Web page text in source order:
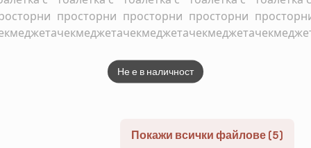
СЕ ХОЛНА
МАСА
ТРАПЕЗНА
ТРАНСФОРМИРАЩА
СЕ МАСА
Покажи всички файлове (5)
Не е в наличност